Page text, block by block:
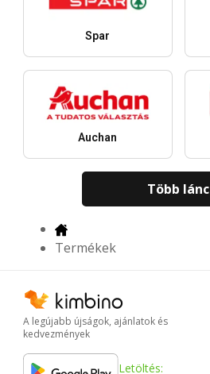
Spar
Auchan
Több lánc
Termékek
A legújabb újságok, ajánlatok és
kedvezmények
Letöltés: